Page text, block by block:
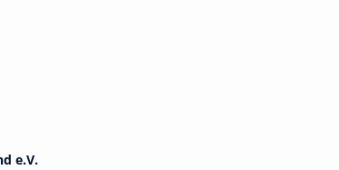
e.V.